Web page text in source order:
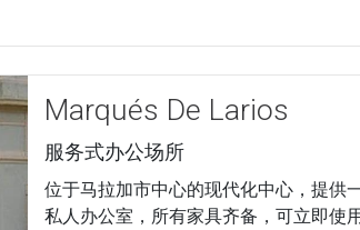
Marqués De Larios
服务式办公场所
位于马拉加市中心的现代化中心，提供
私人办公室，所有家具齐备，可立即使